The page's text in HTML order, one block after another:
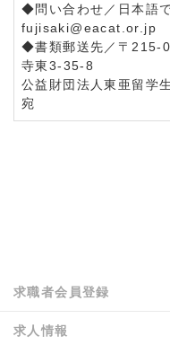
◆問い合わせ／日本語
fujisaki@eacat.or.jp
◆書類郵送先／〒215-
寺東3-35-8
公益財団法人東亜留
宛
求職者会員登録
求人情報